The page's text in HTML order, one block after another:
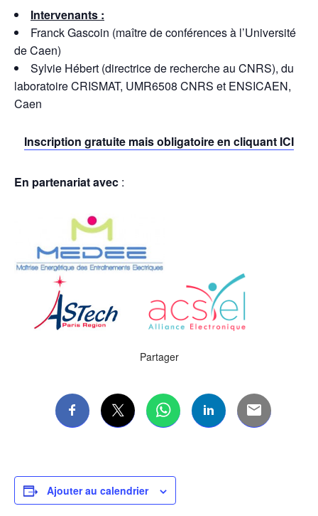
Intervenants :
Franck Gascoin (maître de conférences à l’Université
de Caen)
Sylvie Hébert (directrice de recherche au CNRS), du
laboratoire CRISMAT, UMR6508 CNRS et ENSICAEN,
Caen
Inscription gratuite mais obligatoire en cliquant ICI
En partenariat avec :
Partager
Ajouter au calendrier